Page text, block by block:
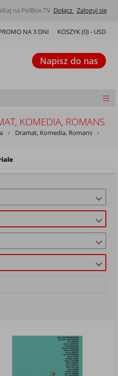
na PolBox.TV Dołącz Zaloguj się
KOSZYK (0) - USD
NA 3 DNI
Napisz do nas
KOMEDIA, ROMANS
Dramat, Komedia, Romans